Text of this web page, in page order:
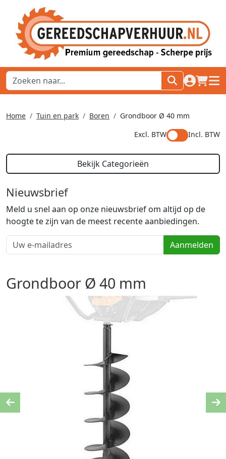
naar
Home Tuin en park Boren
Grondboor Ø 40 mm
Excl. BTW
Incl. BTW
Bekijk Categorieën
Nieuwsbrief
Meld u snel aan op onze nieuwsbrief om altijd op de
hoogte te zijn van de meest recente aanbiedingen.
Aanmelden
Grondboor Ø 40 mm
Previous